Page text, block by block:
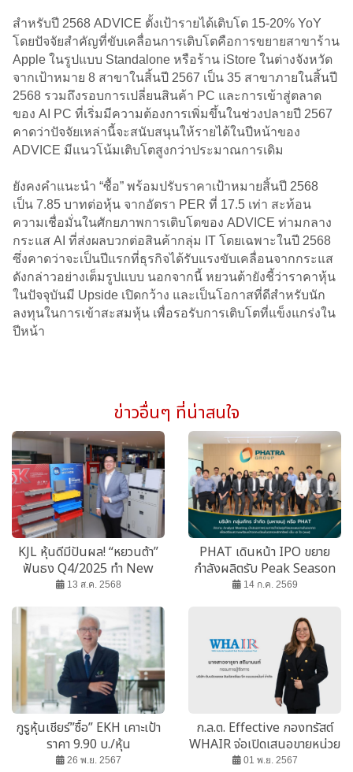
สำหรับปี 2568 ADVICE ตั้งเป้ารายได้เติบโต 15-20% YoY
โดยปัจจัยสำคัญที่ขับเคลื่อนการเติบโตคือการขยายสาขาร้าน
Apple ในรูปแบบ Standalone หรือร้าน iStore ในต่างจังหวัด
จากเป้าหมาย 8 สาขาในสิ้นปี 2567 เป็น 35 สาขาภายในสิ้นปี
2568 รวมถึงรอบการเปลี่ยนสินค้า PC และการเข้าสู่ตลาด
ของ AI PC ที่เริ่มมีความต้องการเพิ่มขึ้นในช่วงปลายปี 2567
คาดว่าปัจจัยเหล่านี้จะสนับสนุนให้รายได้ในปีหน้าของ
ADVICE มีแนวโน้มเติบโตสูงกว่าประมาณการเดิม
ยังคงคำแนะนำ “ซื้อ” พร้อมปรับราคาเป้าหมายสิ้นปี 2568
เป็น 7.85 บาทต่อหุ้น จากอัตรา PER ที่ 17.5 เท่า สะท้อน
ความเชื่อมั่นในศักยภาพการเติบโตของ ADVICE ท่ามกลาง
กระแส AI ที่ส่งผลบวกต่อสินค้ากลุ่ม IT โดยเฉพาะในปี 2568
ซึ่งคาดว่าจะเป็นปีแรกที่ธุรกิจได้รับแรงขับเคลื่อนจากกระแส
ดังกล่าวอย่างเต็มรูปแบบ นอกจากนี้ หยวนต้ายังชี้ว่าราคาหุ้น
ในปัจจุบันมี Upside เปิดกว้าง และเป็นโอกาสที่ดีสำหรับนัก
ลงทุนในการเข้าสะสมหุ้น เพื่อรอรับการเติบโตที่แข็งแกร่งใน
ปีหน้า
ข่าวอื่นๆ ที่น่าสนใจ
KJL หุ้นดีมีปันผล! “หยวนต้า”
ฟันธง Q4/2025 ทำ New
high
13 ส.ค. 2568
PHAT เดินหน้า IPO ขยาย
กำลังผลิตรับ Peak Season
ต่อยอด CPKO เพิ่มสัดส่วนส่ง
14 ก.ค. 2569
กูรูหุ้นเชียร์”ซื้อ” EKH เคาะเป้า
ราคา 9.90 บ./หุ้น
26 พ.ย. 2567
ก.ล.ต. Effective กองทรัสต์
WHAIR จ่อเปิดเสนอขายหน่วย
ทรัสต์ ภายใน พ.ย.นี้
01 พ.ย. 2567